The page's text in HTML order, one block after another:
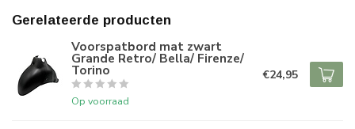
Gerelateerde producten
Voorspatbord mat zwart
Grande Retro/ Bella/ Firenze/
Torino
Op voorraad
€24,95